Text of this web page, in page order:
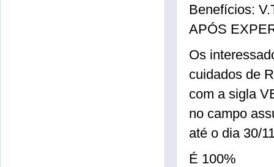
Benefícios:
APÓS
Os
cuidados de
com a sigla
no campo
até o dia 30/
É 100%